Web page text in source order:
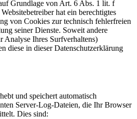
Grundlage von Art. 6 Abs. 1 lit. f
hat ein berechtigtes
von Cookies zur technisch fehlerfreien
seiner Dienste. Soweit andere
Analyse Ihres Surfverhaltens)
diese in dieser Datenschutzerklärung
und speichert automatisch
Server-Log-Dateien, die Ihr Browser
Dies sind: